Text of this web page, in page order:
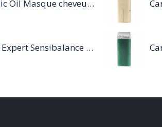
Mythic Oil Masque cheveux fins 200 ML
Série Expert Sensibalance Shampoing